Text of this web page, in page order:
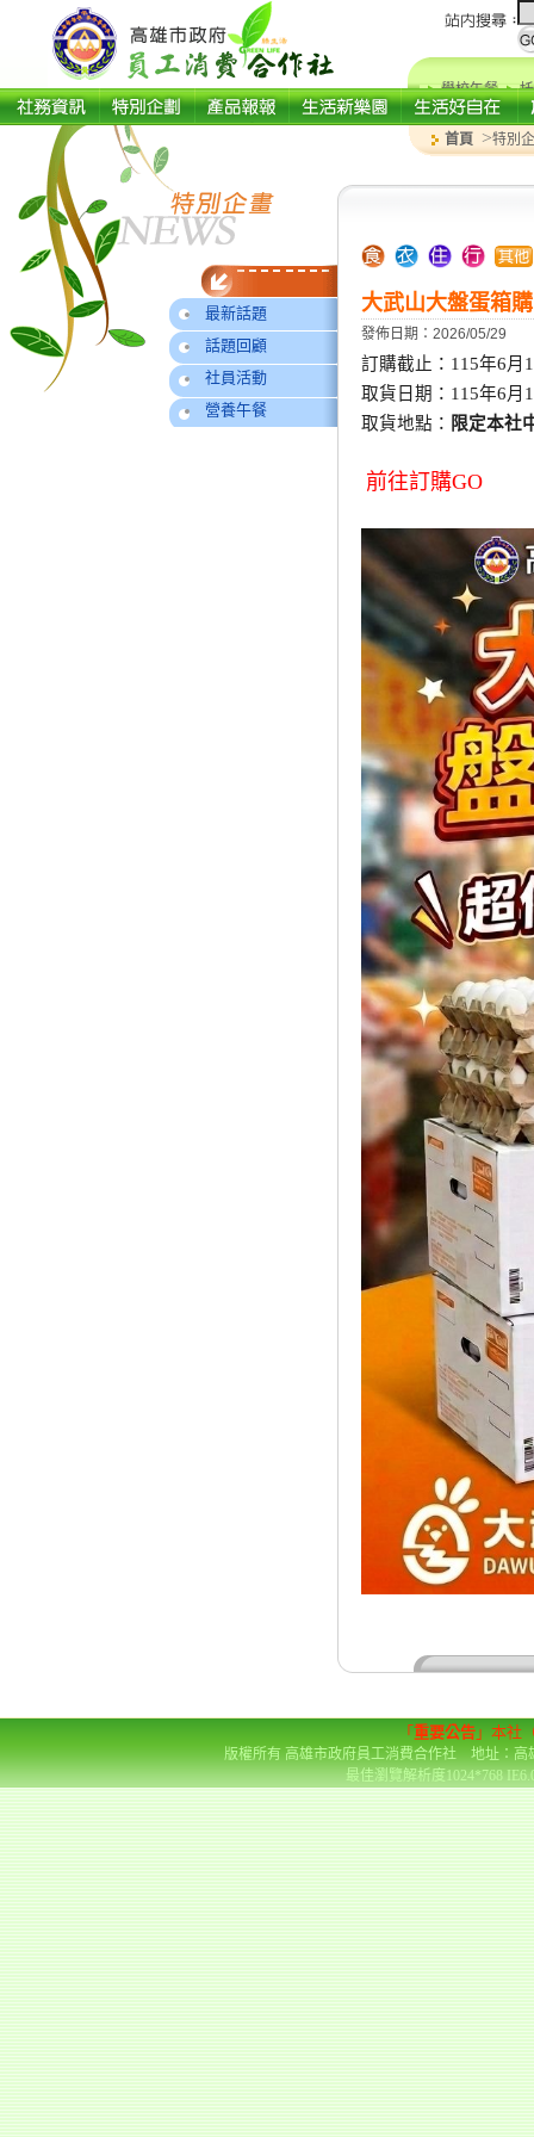
學校午餐
最新話題
話題回顧
社員活動
營養午餐
首頁 >特別
大武山大盤蛋箱
發佈日期：2026/05/29
訂購截止：115年6月
取貨地點： 限定本社
前往訂購GO
「 重要公告」本社
版權所有 高雄市政府員工消費合作社 地址：高
最佳瀏覽解析度1024*768